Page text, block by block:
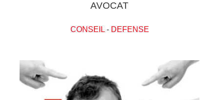
AVOCAT
CONSEIL- DEFENSE